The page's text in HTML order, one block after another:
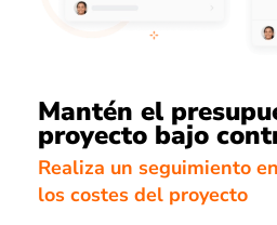
Mantén el
proyecto bajo
Realiza un seguimiento
los costes del proyecto